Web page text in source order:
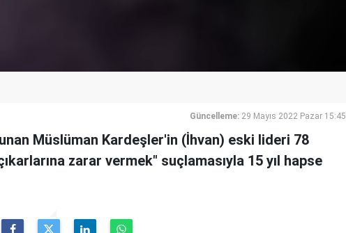
Güncelleme: 29 Mayıs 2022 Pazar 15:45
Müslüman Kardeşler'in (İhvan) eski lideri 78
zarar vermek" suçlamasıyla 15 yıl hapse